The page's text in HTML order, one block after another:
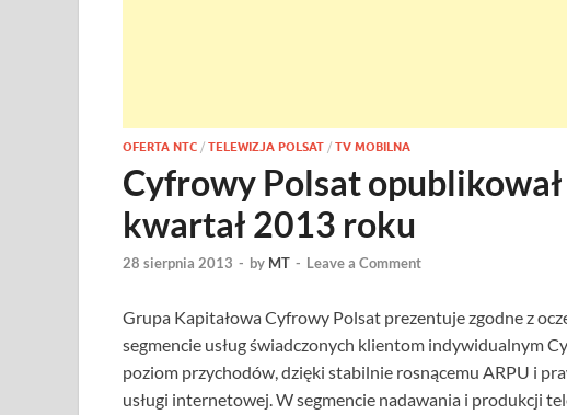
OFERTA NTC / TELEWIZJA POLSAT / TV MOBILNA
Cyfrowy Polsat
kwartał 2013 roku
28 sierpnia 2013 - by MT - Leave a Comment
Grupa Kapitałowa Cyfrowy Polsat prezentuje zgodne z
segmencie usług świadczonych klientom indywidualnym
poziom przychodów, dzięki stabilnie rosnącemu ARPU i
usługi internetowej. W segmencie nadawania i produkcji